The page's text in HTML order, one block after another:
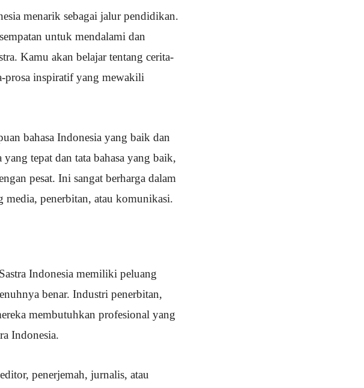
menarik sebagai jalur pendidikan.
untuk mendalami dan
Kamu akan belajar tentang cerita-
prosa inspiratif yang mewakili
bahasa Indonesia yang baik dan
tepat dan tata bahasa yang baik,
pesat. Ini sangat berharga dalam
penerbitan, atau komunikasi.
Indonesia memiliki peluang
benar. Industri penerbitan,
membutuhkan profesional yang
Indonesia.
penerjemah, jurnalis, atau